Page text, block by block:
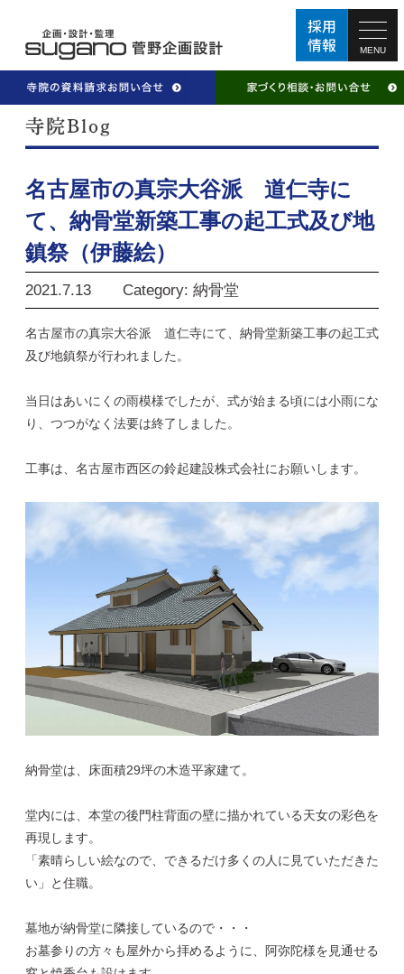
MENU
名古屋市の真宗大谷派 道仁寺に
て、納骨堂新築工事の起工式及び地
鎮祭（伊藤絵）
2021.7.13 Category: 納骨堂
名古屋市の真宗大谷派 道仁寺にて、納骨堂新築工事の起工式
及び地鎮祭が行われました。
当日はあいにくの雨模様でしたが、式が始まる頃には小雨にな
り、つつがなく法要は終了しました。
工事は、名古屋市西区の鈴起建設株式会社にお願いします。
納骨堂は、床面積29坪の木造平家建て。
堂内には、本堂の後門柱背面の壁に描かれている天女の彩色を
再現します。
「素晴らしい絵なので、できるだけ多くの人に見ていただきた
い」と住職。
墓地が納骨堂に隣接しているので・・・
お墓参りの方々も屋外から拝めるように、阿弥陀様を見通せる